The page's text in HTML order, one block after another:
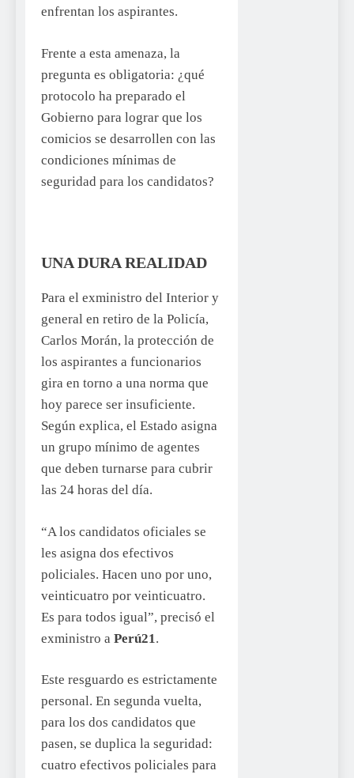
enfrentan los aspirantes.
Frente a esta amenaza, la
pregunta es obligatoria: ¿qué
protocolo ha preparado el
Gobierno para lograr que los
comicios se desarrollen con las
condiciones mínimas de
seguridad para los candidatos?
UNA DURA REALIDAD
Para el exministro del Interior y
general en retiro de la Policía,
Carlos Morán, la protección de
los aspirantes a funcionarios
gira en torno a una norma que
hoy parece ser insuficiente.
Según explica, el Estado asigna
un grupo mínimo de agentes
que deben turnarse para cubrir
las 24 horas del día.
“A los candidatos oficiales se
les asigna dos efectivos
policiales. Hacen uno por uno,
veinticuatro por veinticuatro.
Es para todos igual”, precisó el
exministro a Perú21.
Este resguardo es estrictamente
personal. En segunda vuelta,
para los dos candidatos que
pasen, se duplica la seguridad:
cuatro efectivos policiales para